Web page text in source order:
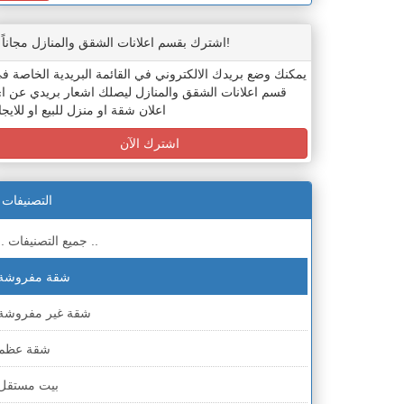
اشترك بقسم اعلانات الشقق والمنازل مجاناً!
يمكنك وضع بريدك الالكتروني في القائمة البريدية الخاصة
قسم اعلانات الشقق والمنازل ليصلك اشعار بريدي عن
اعلان شقة او منزل للبيع او
اشترك الآن
التصنيفات
.. جميع التصنيفات ..
شقة
شقة غير
شقة
بيت